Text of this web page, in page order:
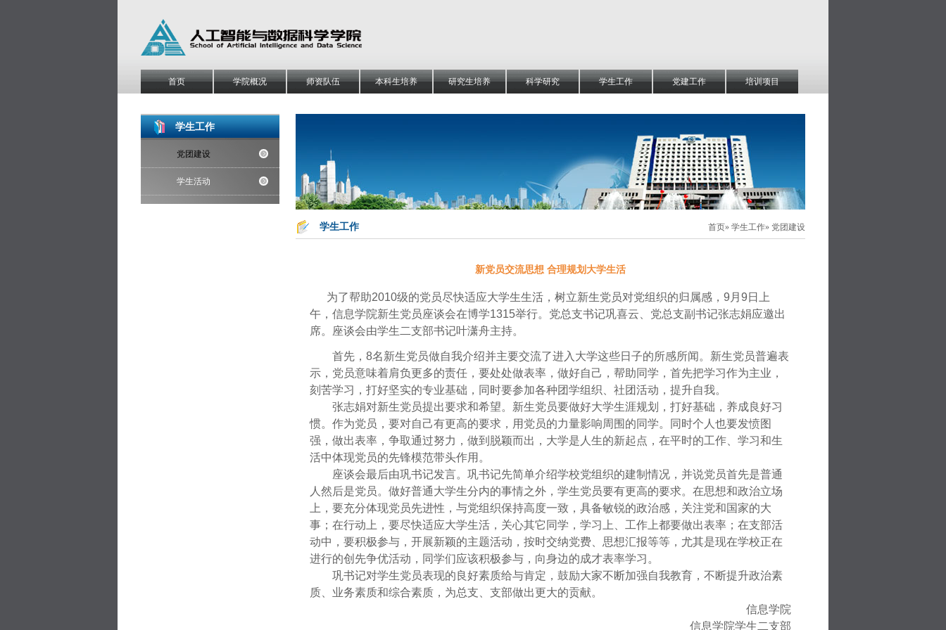
首页 学院概况 师资队伍 本科生培养 研究生培养 科学研究 学生工作 党建工作 培训项目
学生工作
党团建设
学生活动
学生工作 首页» 学生工作» 党团建设
新党员交流思想 合理规划大学生活
为了帮助2010级的党员尽快适应大学生生活，树立新生党员对党组织的归属感， 9 月 9 日上
午，信息学院新生党员座谈会在博学1315举行。党总支书记巩喜云、党总支副书记张志娟应邀出
席。座谈会由学生二支部书记叶潇舟主持。
首先， 8名新生党员做自我介绍并主要交流了进入大学这些日子的所感所闻。新生党员普遍表
示，党员意味着肩负更多的责任，要处处做表率，做好自己，帮助同学，首先把学习作为主业，
刻苦学习，打好坚实的专业基础，同时要参加各种团学组织、社团活动，提升自我。
张志娟对新生党员提出要求和希望。新生党员要做好大学生涯规划，打好基础，养成良好习
惯。作为党员，要对自己有更高的要求，用党员的力量影响周围的同学。同时个人也要发愤图
强，做出表率，争取通过努力，做到脱颖而出，大学是人生的新起点，在平时的工作、学习和生
活中体现党员的先锋模范带头作用。
座谈会最后由巩书记发言。巩书记先简单介绍学校党组织的建制情况，并说党员首先是普通
人然后是党员。做好普通大学生分内的事情之外，学生党员要有更高的要求。在思想和政治立场
上，要充分体现党员先进性，与党组织保持高度一致，具备敏锐的政治感，关注党和国家的大
事；在行动上，要尽快适应大学生活，关心其它同学，学习上、工作上都要做出表率；在支部活
动中，要积极参与，开展新颖的主题活动，按时交纳党费、思想汇报等等，尤其是现在学校正在
进行的创先争优活动，同学们应该积极参与，向身边的成才表率学习。
巩书记对学生党员表现的良好素质给与肯定，鼓励大家不断加强自我教育，不断提升政治素
质、业务素质和综合素质，为总支、支部做出更大的贡献。
信息学院
信息学院学生二支部